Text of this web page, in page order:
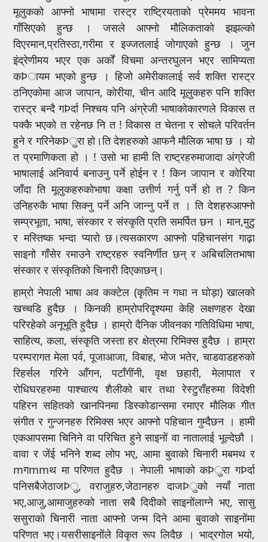
मूलुकको आफ्नो भाषामा रास्ट्र राष्ट्रियताको प्रेममय भावना
गाँसिएको हुन्छ । जसले आफ्नो मौलिकताको झझल्को
दिएरमान,प्रतिस्ठा,गरीमा र इज्जतलाई जोगाएको हुन्छ । जुन
इंद्रेणीमय भएर एक अर्कों विचमा अन्तरघुलन भएर सामिप्यता
कÞायम भएको हुन्छ । हिजो अमेरीकालाई सर्व शक्ति रास्ट्र
ठनिएकोमा आज जापान, कोरीया, चीन आदि मूलुकहरु पनि शक्ति
रास्ट्र बन्दै गÞर्दा निश्चय पनि अंग्रेजी भाषाकोकारणले विकास त
पक्कै भएको त रहेनछ नि त ! विकास त चेतना र सोचले परिवर्तन
हुने र गरिनेकÞुरा हो।ति देशहरुको आफनै मौलिक भाषा छ । यो
त प्रमाणिकता हो । ! उसो भा हामी ति राष्ट्रहरुमाजादा अंग्रेजी
भाषालाई अनिवार्य बनाउनु पर्ने होईन र ! किन जापान र कोरिया
जाँदा ति मूलुकहरुकोभाषा कक्षा उत्तीर्ण गर्नु पर्ने हो त ? किन
उनिहरुकै भाषा सिक्नु पर्ने अनि जान्नु पर्ने त । ति देशहरुआफ्नो
सम्प्रभूता, भाषा, संस्कार र संस्कृति प्रति समर्पित छन । मान,मुटु
र मस्तिष्क भन्दा प्यारो छ।त्यसकारण आफ्नो पहिचानसंग गाढ़ा
साइनो गाँसेर रमाउने राष्ट्रहरु स्वनिर्णीत छन् र अबिचलितभाषा
संस्कार र संस्कृतिको चिनारी दिएकाछन्।
हाम्रो नेपाली भाषा अव कक्टेल (कृतिम न गधा न घोड़ा) खालको
खच्चडि हुदैछ । किनकी हाम्रोपरिदृश्यमा केहि लक्षणहरु देखा
परिरहेको अनूभूति हुदैछ । हाम्रो दैनिक जीवनका गतिविधिमा भाषा,
साहित्य, कला, संस्कृति जस्ता हर क्षेत्रमा रिमिक्स हुदैछ । हाम्रा
परम्परागत मेला पर्व, पूजाआजा, विबाह, भोज भतेर, चाडवाडहरुको
रिहर्सल गरिने आँगन, पटाँगींनी, वृक्ष छहारी, मेलापात र
रोधिघरहरुमा पाश्चात्य शैलीको बार तथा रेस्टुराँहरुमा विदेशी
पहिरन सहितको खानपिनमा डिस्कोडान्समा रमाएर मौलिक गीत
संगीत र गुन्जनहरु रिमिक्स भएर आफ्नो पहिचान गुम्दैछन । हामी
एकआपसमा चिनिने वा परिचित हुने साइनों वा नातालाई भूल्देछौ ।
वावा र जेंई भनिने शब्द लोप भए, आमा बुवाको चिनारी मबमथ र
mगmmथ मा परिणत हुदैछ । नेपाली भाषाको कÞुरा गÞर्दा
पनिसबैजेठाजÞु, वराजुहरु,जेठानहरु दाजÞुको नयाँ नाता
भए,आजु,आमाजुहरुको नाता सबै दिदीको साइनोंलाग्ने भए, सासु
ससुराको चिनारी नाता आफ्नो जन्म दिने आमा बुवाको साइनोंमा
परिणत भए।यसरीसाइनोंले विकृत रूप लिदैछ । भाद्रगोल भयो,